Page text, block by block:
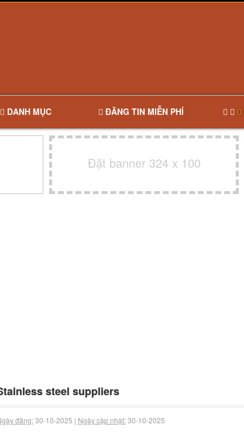
DANH MỤC ĐĂNG TIN MIỄN PHÍ
Đặt banner 324 x 100
steel suppliers
đăng:30-10-2025 | Ngày cập nhật:30-10-2025